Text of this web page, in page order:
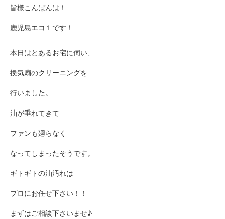
皆様こんばんは！
鹿児島エコ１です！
本日はとあるお宅に伺い、
換気扇のクリーニングを
行いました。
油が垂れてきて
ファンも廻らなく
なってしまったそうです。
ギトギトの油汚れは
プロにお任せ下さい！！
まずはご相談下さいませ♪